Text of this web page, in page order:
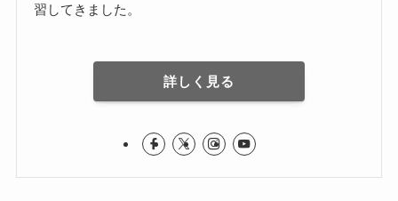
習してきました。
詳しく見る